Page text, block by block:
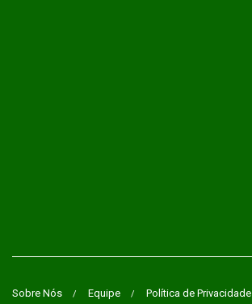
Sobre Nós Equipe Política de Privacidade